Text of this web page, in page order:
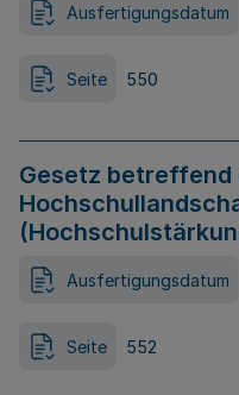
Ausfertigungsdatum
Seite 550
Gesetz betreffend
Ausfertigungsdatum
Seite 552